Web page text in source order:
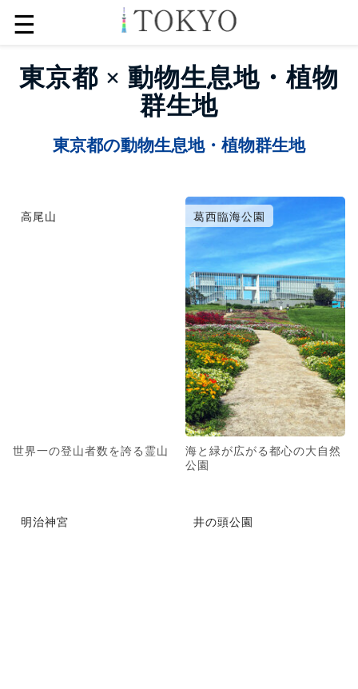
☰
東京都 × 動物生息地・植物
群生地
東京都の動物生息地・植物群生地
高尾山
世界一の登山者数を誇る霊山
葛西臨海公園
海と緑が広がる都心の大自然
公園
明治神宮 井の頭公園